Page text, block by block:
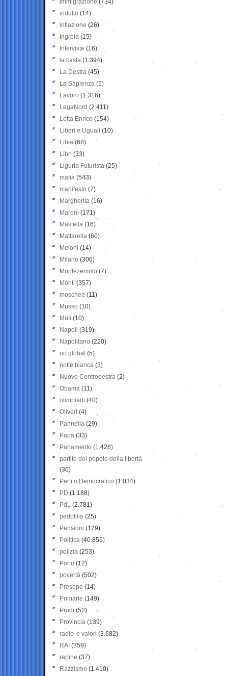
Immigrazione (734)
indulto (14)
inflazione (26)
Ingroia (15)
Interviste (16)
la casta (1.394)
La Destra (45)
La Sapienza (5)
Lavoro (1.316)
LegaNord (2.411)
Letta Enrico (154)
Liberi e Uguali (10)
Libia (68)
Libri (33)
Liguria Futurista (25)
mafia (543)
manifesto (7)
Margherita (16)
Maroni (171)
Mastella (16)
Mattarella (60)
Meloni (14)
Milano (300)
Montezemolo (7)
Monti (357)
moschea (11)
Musso (10)
Muti (10)
Napoli (319)
Napolitano (220)
no global (5)
notte bianca (3)
Nuovo Centrodestra (2)
Obama (11)
olimpiadi (40)
Oliveri (4)
Pannella (29)
Papa (33)
Parlamento (1.428)
partito del popolo della libertà
(30)
Partito Democratico (1.034)
PD (1.188)
PdL (2.781)
pedofilia (25)
Pensioni (129)
Politica (40.855)
polizia (253)
Porto (12)
povertà (502)
Presepe (14)
Primarie (149)
Prodi (52)
Provincia (139)
radici e valori (3.682)
RAI (359)
rapine (37)
Razzismo (1.410)